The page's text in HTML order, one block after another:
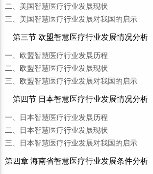
二、美国智慧医疗行业发展现状
三、美国智慧医疗行业发展对我国的启示
第三节 欧盟智慧医疗行业发展情况分析
一、欧盟智慧医疗行业发展历程
二、欧盟智慧医疗行业发展现状
三、欧盟智慧医疗行业发展对我国的启示
第四节 日本智慧医疗行业发展情况分析
一、日本智慧医疗行业发展历程
二、日本智慧医疗行业发展现状
三、日本智慧医疗行业发展对我国的启示
第四章 海南省智慧医疗行业发展条件分析